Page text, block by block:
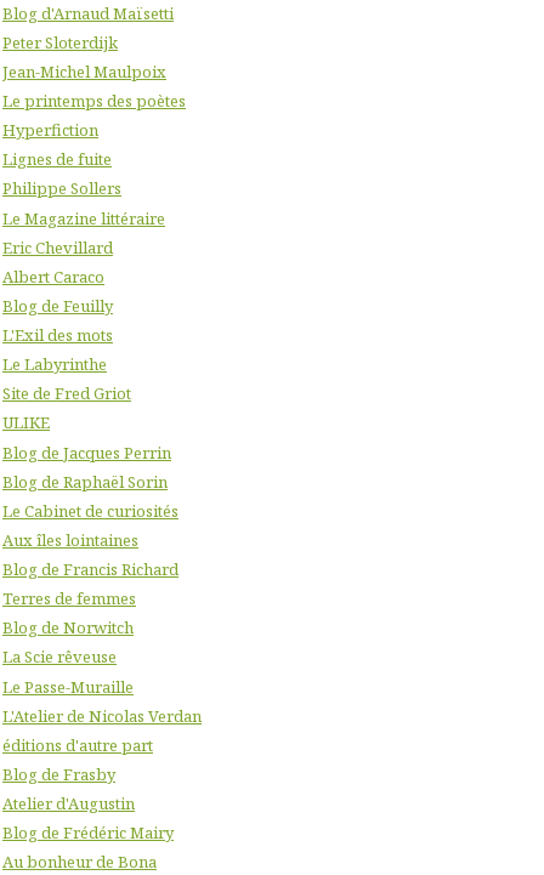
Blog d'Arnaud Maïsetti
Peter Sloterdijk
Jean-Michel Maulpoix
Le printemps des poètes
Hyperfiction
Lignes de fuite
Philippe Sollers
Le Magazine littéraire
Eric Chevillard
Albert Caraco
Blog de Feuilly
L'Exil des mots
Le Labyrinthe
Site de Fred Griot
ULIKE
Blog de Jacques Perrin
Blog de Raphaël Sorin
Le Cabinet de curiosités
Aux îles lointaines
Blog de Francis Richard
Terres de femmes
Blog de Norwitch
La Scie rêveuse
Le Passe-Muraille
L'Atelier de Nicolas Verdan
éditions d'autre part
Blog de Frasby
Atelier d'Augustin
Blog de Frédéric Mairy
Au bonheur de Bona